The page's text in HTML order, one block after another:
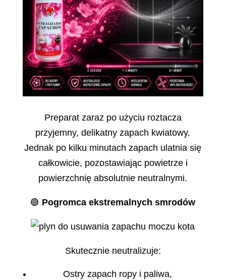
Preparat zaraz po użyciu roztacza
przyjemny, delikatny zapach kwiatowy.
Jednak po kilku minutach zapach ulatnia się
całkowicie, pozostawiając powietrze i
powierzchnię absolutnie neutralnymi.
🟢 Pogromca ekstremalnych smrodów
Skutecznie neutralizuje:
Ostry zapach ropy i paliwa,